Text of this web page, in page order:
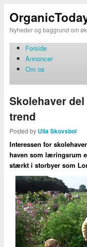
Nyheder og baggrund om
Forside
Annoncer
Om os
Skolehaver
trend
Posted by Ulla Skovsbol
Interessen for
haven som læringsrum
stærkt i storbyer som